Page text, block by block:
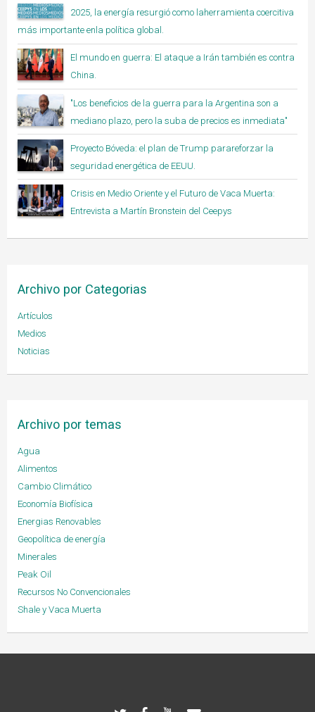
2025, la energía resurgió como laherramienta coercitiva
más importante enla política global.
El mundo en guerra: El ataque a Irán también es contra
China.
"Los beneficios de la guerra para la Argentina son a
mediano plazo, pero la suba de precios es inmediata"
Proyecto Bóveda: el plan de Trump parareforzar la
seguridad energética de EEUU.
Crisis en Medio Oriente y el Futuro de Vaca Muerta:
Entrevista a Martín Bronstein del Ceepys
Archivo por Categorias
Artículos
Medios
Noticias
Archivo por temas
Agua
Alimentos
Cambio Climático
Economía Biofísica
Energias Renovables
Geopolítica de energía
Minerales
Peak Oil
Recursos No Convencionales
Shale y Vaca Muerta